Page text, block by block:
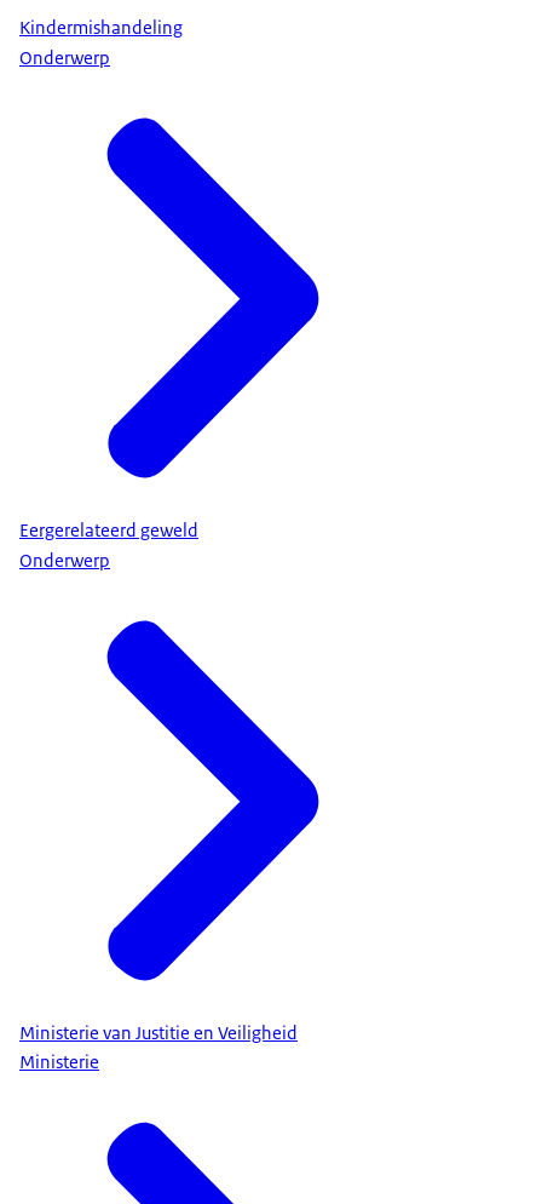
Kindermishandeling
Onderwerp
Eergerelateerd geweld
Onderwerp
Ministerie van Justitie en Veiligheid
Ministerie